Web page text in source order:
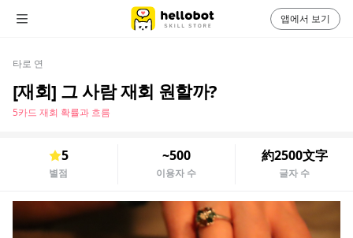
타로 연
[재회] 그 사람 재회 원할까?
5카드 재회 확률과 흐름
5
별점
~500
이용자 수
約2500文字
글자 수
앱에서 보기